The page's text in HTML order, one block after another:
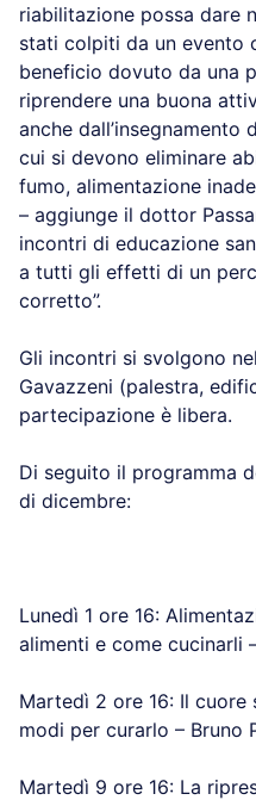
riabilitazione possa dare
stati colpiti da un evento
beneficio dovuto da una
riprendere una buona
anche
cui si devono eliminare
fumo, alimentazione
– aggiunge il dottor
incontri di educazione
a tutti gli effetti di un
corretto”.
Gli incontri si svolgono
Gavazzeni (palestra,
partecipazione è libera.
Di seguito il programma
di dicembre:
Lunedì 1 ore 16:
alimenti e come cucinarli
Martedì 2 ore 16: Il cuore
modi per curarlo – Bruno
Martedì 9 ore 16: La